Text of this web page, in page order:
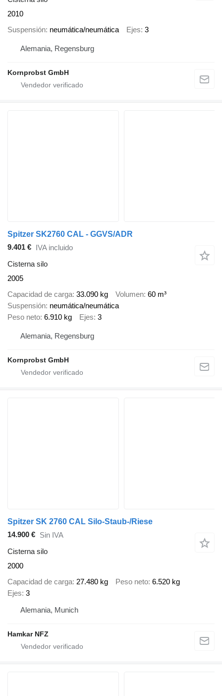
2010
Suspensión neumática/neumática Ejes 3
Alemania, Regensburg
Kornprobst GmbH
Spitzer SK2760 CAL - GGVS/ADR
9.401 € IVA incluido
Cisterna silo
2005
Capacidad de carga 33.090 kg Volumen 60 m³
Suspensión neumática/neumática
Peso neto 6.910 kg Ejes 3
Alemania, Regensburg
Kornprobst GmbH
Spitzer SK 2760 CAL Silo-Staub-/Riese
14.900 € Sin IVA
Cisterna silo
2000
Capacidad de carga 27.480 kg Peso neto 6.520 kg
Ejes 3
Alemania, Munich
Hamkar NFZ